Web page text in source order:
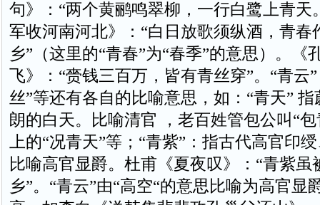
句》：“两个黄鹂鸣翠柳，一行白鹭上青天
军收河南河北》：“白日放歌须纵酒，青春
乡”（这里的“青春”为“春季”的意思）。《
飞》：“赍钱三百万，皆有青丝穿”。“青云”
丝”等还有各自的比喻意思，如：“青天”
朗的白天。比喻清官 ，老百姓管包公叫“
上的“况青天”等；“青紫”：指古代高官印
比喻高官显爵。杜甫《夏夜叹》：“青紫虽
乡”。“青云”由“高空“的意思比喻为高官显